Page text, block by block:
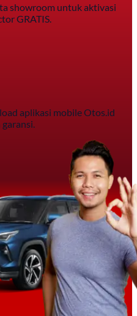
showroom untuk aktivasi
GRATIS.
aplikasi mobile Otos.id